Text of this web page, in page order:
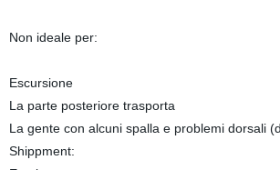
Non ideale per:
Escursione
La parte posteriore trasporta
La gente con alcuni spalla e problemi dorsali
Shippment: